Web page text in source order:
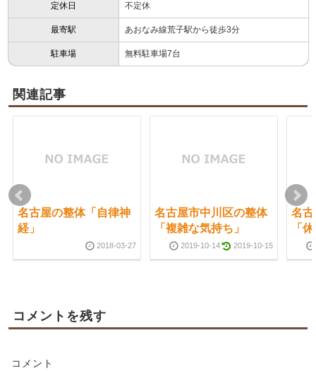
定休日 不定休
最寄駅 あおなみ線荒子駅から徒歩3分
駐車場 無料駐車場7台
関連記事
名古屋の整体「自律神
経」
2018-03-27
名古屋市中川区の整体
「複雑な気持ち」
2019-10-14 2019-10-15
名
「
コメントを残す
コメント